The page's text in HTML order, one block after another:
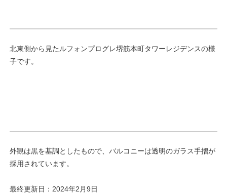
北東側から見たルフォンプログレ堺筋本町タワーレジデンスの様
子です。
外観は黒を基調としたもので、バルコニーは透明のガラス手摺が
採用されています。
最終更新日：2024年2月9日